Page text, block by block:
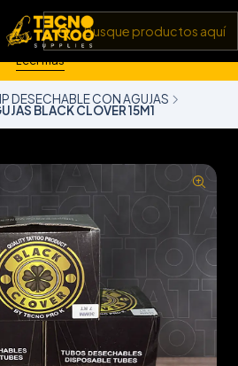
de punta 💻 Todo lo que
al siguiente nivel 🎨 Calidad garantizada
Leer más
DESECHABLE CON AGUJAS
BLACK CLOVER 15M1